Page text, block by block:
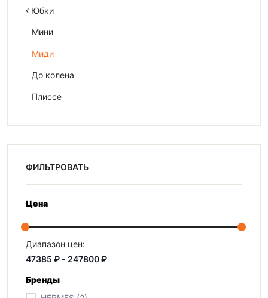
Юбки
Мини
Миди
До колена
Плиссе
ФИЛЬТРОВАТЬ
Цена
Диапазон цен:
Бренды